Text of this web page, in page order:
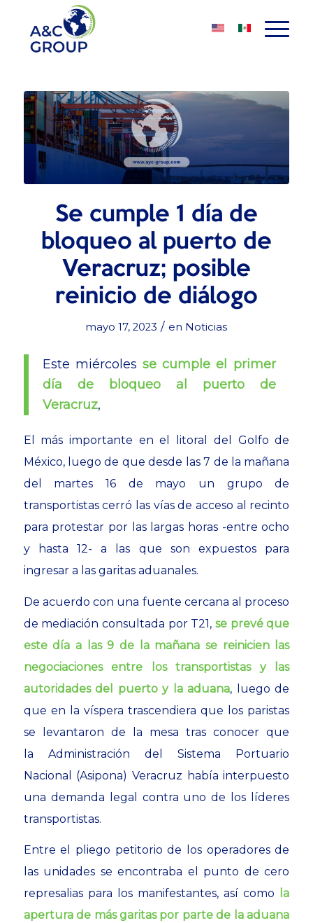
Se cumple 1 día de
bloqueo al puerto de
Veracruz; posible
reinicio de diálogo
mayo 17, 2023 / en Noticias
Este miércolesse cumple el primer
día de bloqueo al puerto de
Veracruz,
El más importante en el litoral del Golfo de
México, luego de que desde las 7 de la mañana
del martes 16 de mayo un grupo de
transportistas cerró las vías de acceso al recinto
para protestar por las largas horas -entre ocho
y hasta 12- a las que son expuestos para
ingresar a las garitas aduanales.
De acuerdo con una fuente cercana al proceso
de mediación consultada por T21,se prevé que
este día a las 9 de la mañana se reinicien las
negociaciones entre los transportistas y las
autoridades del puerto y la aduana, luego de
que en la víspera trascendiera que los paristas
se levantaron de la mesa tras conocer que
la Administración del Sistema Portuario
Nacional (Asipona) Veracruz había interpuesto
una demanda legal contra uno de los líderes
transportistas.
Entre el pliego petitorio de los operadores de
las unidades se encontraba el punto de cero
represalias para los manifestantes, así como
la
apertura de más garitas por parte de la aduana